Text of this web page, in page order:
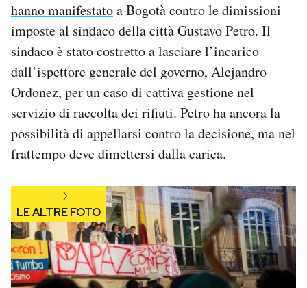
SHOP
CALENDARIO
AREA PERSONALE
Area Personale
Notifiche mobile
Hai bisogno di aiuto?
Esci
hanno manifestatoa Bogotà contro le dimissioni
imposte al sindaco della città Gustavo Petro. Il
sindaco è stato costretto a lasciare l’incarico
dall’ispettore generale del governo, Alejandro
Ordonez, per un caso di cattiva gestione nel
servizio di raccolta dei rifiuti. Petro ha ancora la
possibilità di appellarsi contro la decisione, ma nel
frattempo deve dimettersi dalla carica.